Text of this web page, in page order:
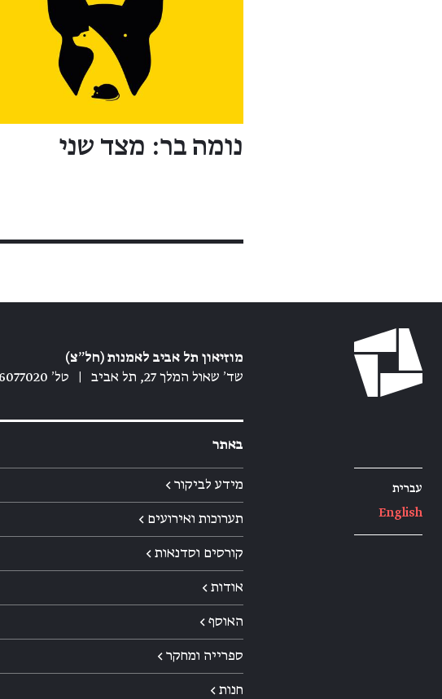
נומה בר: מצד שני
עברית
English
מוזיאון תל אביב לאמנות (חל״צ)
שד׳ שאול המלך 27, תל אביב
טל׳ 03-6077020
באתר
מידע לביקור ←
תערוכות ואירועים ←
קורסים וסדנאות ←
אודות ←
האוסף ←
ספרייה ומחקר ←
חנות ←